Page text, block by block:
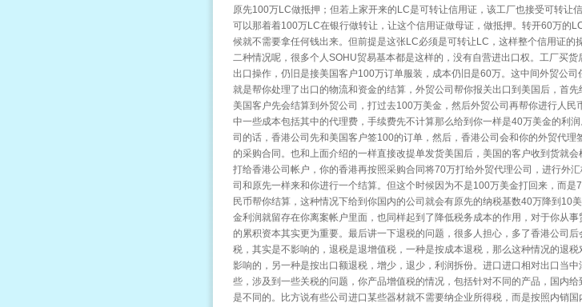
原先100万LC做抵押；但若上家开来的LC是可转让信用证，该工厂也接受可转让
可以那着着100万LC在银行做转让，让这个信用证做母证，做抵押。转开60万的
候就不需要拿任何钱出来。但前提是这张LC必须是可转让LC，这样整个信用证的
二种情况呢，很多个人SOHU贸易基本都是这样的，没有自营进出口权。工厂买货
出口操作，仍旧是接美国客户100万订单服装，成本仍旧是60万。这中间外贸公司
就是帮你处理了出口的物流和资金的结算，外贸公司帮你报关出口到美国后，首先
美国客户先会结算到外贸公司，打过去100万美金，然后外贸公司再帮你进行人民
中一些成本包括其中的代理费，手续费先不计算那么给到你一样是40万美金的利
司的话，香港公司先和美国客户签100的订单，然后，香港公司会和你的外贸代理
的采购合同。也和上面介绍的一样直接改提单发货美国后，美国的客户收到货就
打给香港公司帐户，你的香港再按照采购合同将70万打给外贸代理公司，进行外
司和原先一样来和你进行一个结算。但这个时候因为不是100万美金打回来，而是
民币帮你结算，这种情况下给到你国内的公司就会有原先的纳税基数40万降到10
金利润就留存在你离案帐户里面，也同样起到了降低税务成本的作用，对于你从事
的累积资本其实更为重要。最后讲一下退税的问题，很多人担心，多了香港公司后
税，其实是不影响的，退税是退增值税，一种是按成本退税，那么这种情况的退税
影响的，另一种是按出口额退税，增少，退少，利润拆份。进口进口相对出口当中
些，涉及到一些关税的问题，你产品增值税的情况，包括针对不同的产品，国内给
是不同的。比方说有些公司进口某些器材就不需要纳企业所得税，而是按照内销国